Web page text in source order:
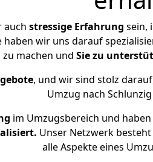
auch stressige Erfahrung sein,
wir uns darauf
machen und Sie zu
, und wir sind stolz
Umzug nach
im Umzugsbereich und
Unser Netzwerk
alle Aspekte eines